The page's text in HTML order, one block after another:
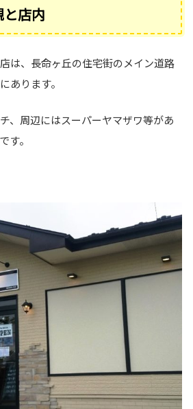
店内
は、長命ヶ丘の住宅街のメイン道路
あります。
、周辺にはスーパーヤマザワ等があ
す。